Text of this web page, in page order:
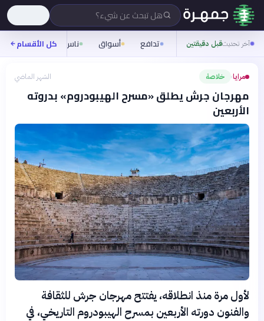
هل تبحث عن شيء؟
آخر تحديثقبل دقيقتين تدافع أسواق ناس روح
كل الأقسام
مرايا› خلاصة الشهر الماضي
مهرجان جرش يطلق «مسرح الهيبودروم» بدروته
الأربعين
لأول مرة منذ انطلاقه، يفتتح مهرجان جرش للثقافة
والفنون دورته الأربعين بمسرح الهيبودروم التاريخي، في